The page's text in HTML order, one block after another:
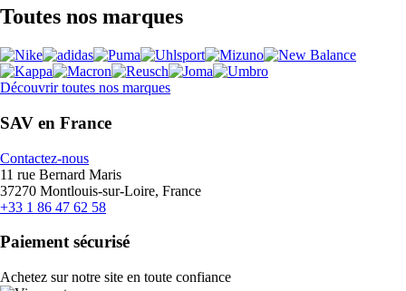
Toutes nos marques
Découvrir toutes nos marques
SAV en France
Contactez-nous
11 rue Bernard Maris
37270 Montlouis-sur-Loire, France
+33 1 86 47 62 58
Paiement sécurisé
Achetez sur notre site en toute confiance